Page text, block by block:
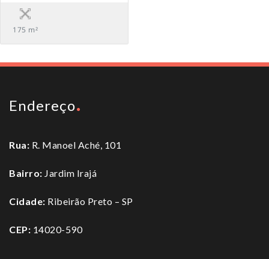
175 m²
Endereço
Rua: R. Manoel Aché, 101
Bairro: Jardim Irajá
Cidade: Ribeirão Preto – SP
CEP: 14020-590